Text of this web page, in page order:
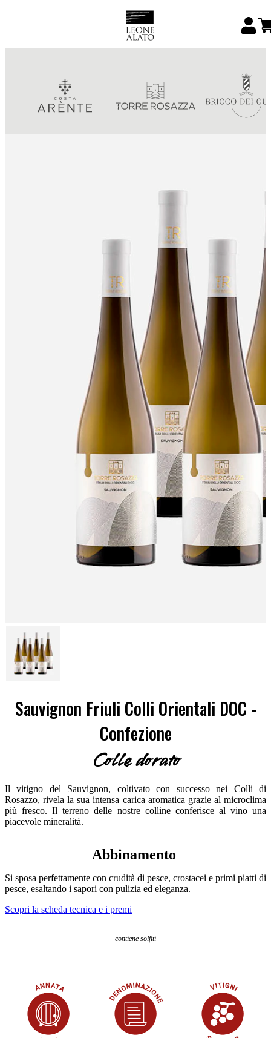
Sauvignon Friuli Colli Orientali DOC -
Confezione
Colle dorato
Il vitigno del Sauvignon, coltivato con successo nei Colli di
Rosazzo, rivela la sua intensa carica aromatica grazie al microclima
più fresco. Il terreno delle nostre colline conferisce al vino una
piacevole mineralità.
Abbinamento
Si sposa perfettamente con crudità di pesce, crostacei e primi piatti di
pesce, esaltando i sapori con pulizia ed eleganza.
Scopri la scheda tecnica e i premi
contiene solfiti